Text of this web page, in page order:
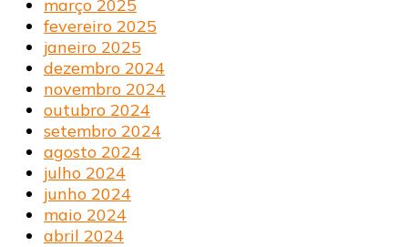
março 2025
fevereiro 2025
janeiro 2025
dezembro 2024
novembro 2024
outubro 2024
setembro 2024
agosto 2024
julho 2024
junho 2024
maio 2024
abril 2024